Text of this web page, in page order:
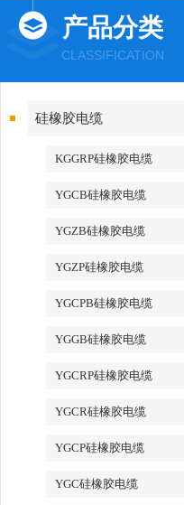
产品分类
CLASSIFICATION
硅橡胶电缆
KGGRP硅橡胶电缆
YGCB硅橡胶电缆
YGZB硅橡胶电缆
YGZP硅橡胶电缆
YGCPB硅橡胶电缆
YGGB硅橡胶电缆
YGCRP硅橡胶电缆
YGCR硅橡胶电缆
YGCP硅橡胶电缆
YGC硅橡胶电缆